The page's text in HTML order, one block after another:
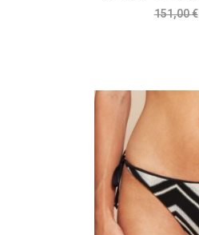
151,00€